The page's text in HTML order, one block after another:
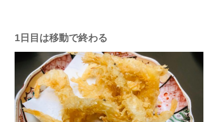
1日目は移動で終わる